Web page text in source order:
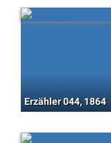
Erzähler 044, 1864